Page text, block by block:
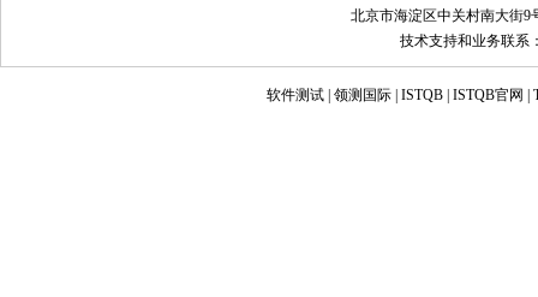
北京市海淀区中关村南大街
技术支持和业务联系
软件测试 |领测国际 |ISTQB |ISTQB官网 |